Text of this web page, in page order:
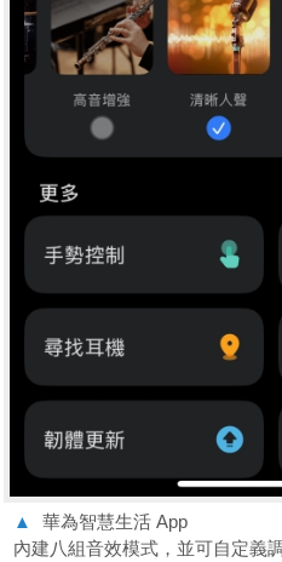
▲
華為智慧生活 App
內建八組音效模式，並可自定義